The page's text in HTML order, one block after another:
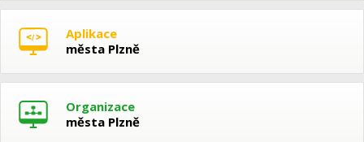
Aplikace
města Plzně
Organizace
města Plzně